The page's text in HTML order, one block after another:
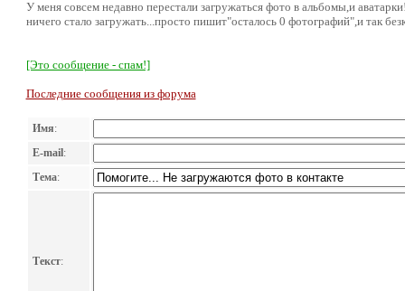
У меня совсем недавно перестали загружаться фото в альбомы,и
ничего стало загружать...просто пишит"осталось 0 фотографий",и так
[Это сообщение - спам!]
Последние сообщения из форума
Имя:
E-mail:
Тема:
Текст: